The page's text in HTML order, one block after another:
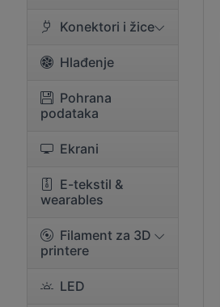
Konektori i žice
Hlađenje
Pohrana
podataka
Ekrani
E-tekstil &
wearables
Filament za 3D
printere
LED